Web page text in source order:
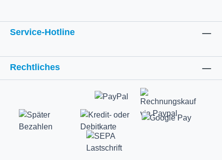
Service-Hotline
Rechtliches